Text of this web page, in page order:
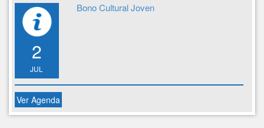
2
JUL
Bono Cultural Joven
Ver Agenda